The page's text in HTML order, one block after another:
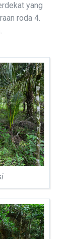
yang
roda 4.